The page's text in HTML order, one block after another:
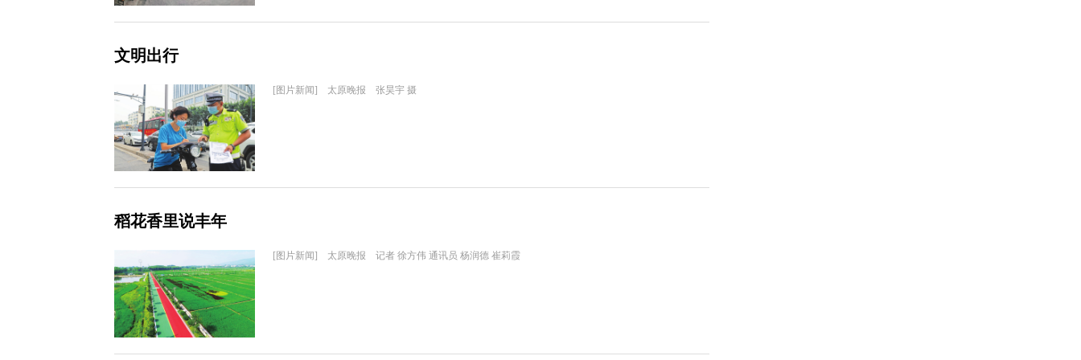
文明出行
[图片新闻] 太原晚报 张昊宇 摄
稻花香里说丰年
[图片新闻] 太原晚报 记者 徐方伟 通讯员 杨润德 崔莉霞